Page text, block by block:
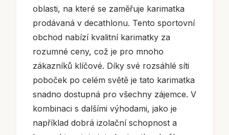
oblasti, na které se zaměřuje karimatka
prodávaná v decathlonu. Tento sportovní
obchod nabízí kvalitní karimatky za
rozumné ceny, což je pro mnoho
zákazníků klíčové. Díky své rozsáhlé síti
poboček po celém světě je tato karimatka
snadno dostupná pro všechny zájemce. V
kombinaci s dalšími výhodami, jako je
například dobrá izolační schopnost a